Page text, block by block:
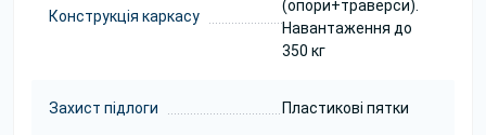
Конструкція каркасу
(опори+траверси).
Навантаження до
350 кг
Захист підлоги Пластикові пятки